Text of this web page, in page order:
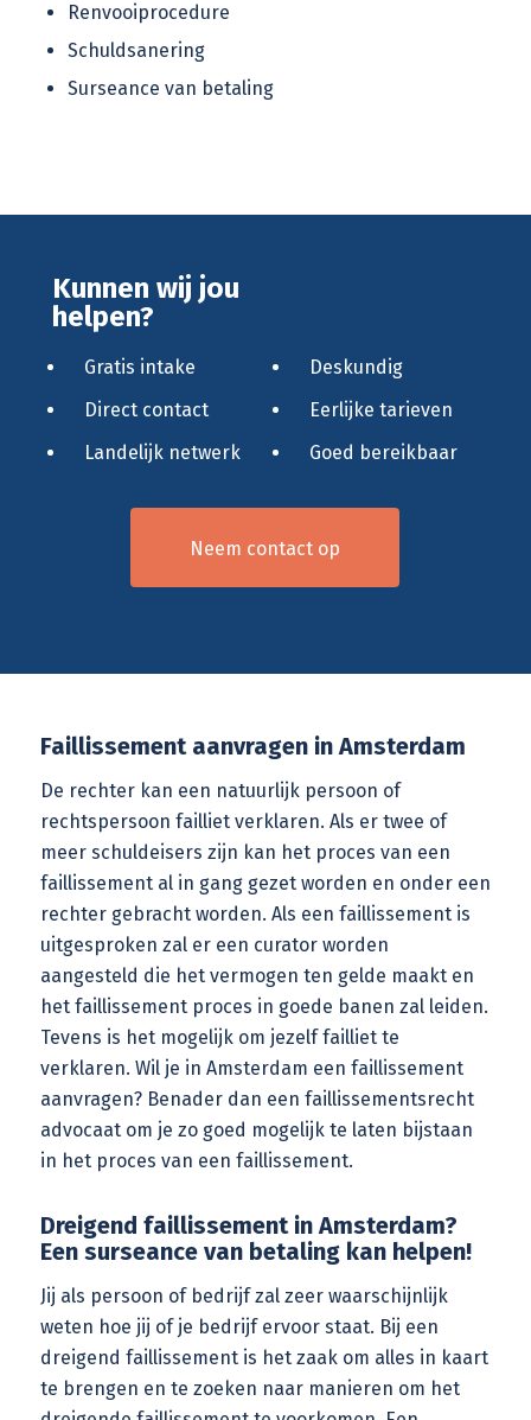
Renvooiprocedure
Schuldsanering
Surseance van betaling
Kunnen wij jou
helpen?
Gratis intake
Direct contact
Landelijk netwerk
Deskundig
Eerlijke tarieven
Goed bereikbaar
Neem contact op
Faillissement aanvragen in Amsterdam
De rechter kan een natuurlijk persoon of
rechtspersoon failliet verklaren. Als er twee of
meer schuldeisers zijn kan het proces van een
faillissement al in gang gezet worden en onder een
rechter gebracht worden. Als een faillissement is
uitgesproken zal er een curatorworden
aangesteld die het vermogen ten gelde maakt en
het faillissement proces in goede banen zal leiden.
Tevens is het mogelijk om jezelf failliet te
verklaren. Wil je in Amsterdam een faillissement
aanvragen? Benader dan een faillissementsrecht
advocaat om je zo goed mogelijk te laten bijstaan
in het proces van een faillissement.
Dreigend faillissement in Amsterdam?
Een surseance van betaling kan helpen!
Jij als persoon of bedrijf zal zeer waarschijnlijk
weten hoe jij of je bedrijf ervoor staat. Bij een
dreigend faillissement is het zaak om alles in kaart
te brengen en te zoeken naar manieren om het